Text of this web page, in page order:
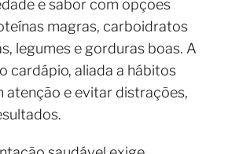
e sabor com opções
magras, carboidratos
legumes e gorduras boas. A
cardápio, aliada a hábitos
atenção e evitar distrações,